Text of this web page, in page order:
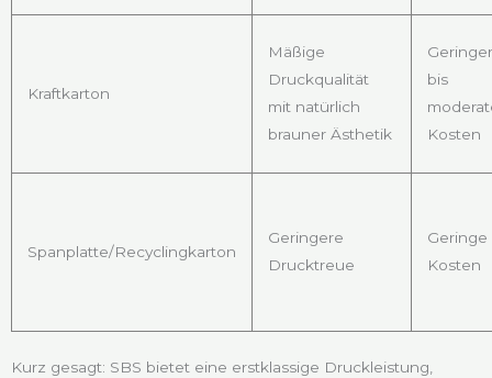
Kraftkarton
Mäßige
Druckqualität
mit natürlich
brauner Ästhetik
bis
Kosten
Spanplatte/Recyclingkarton
Geringere
Drucktreue
Geringe
Kosten
Kurz gesagt: SBS bietet eine erstklassige Druckleistung,